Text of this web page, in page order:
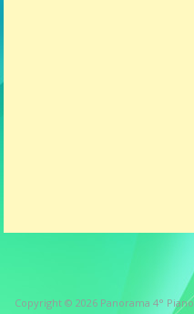
Copyright © 2026 Panorama 4° Piano